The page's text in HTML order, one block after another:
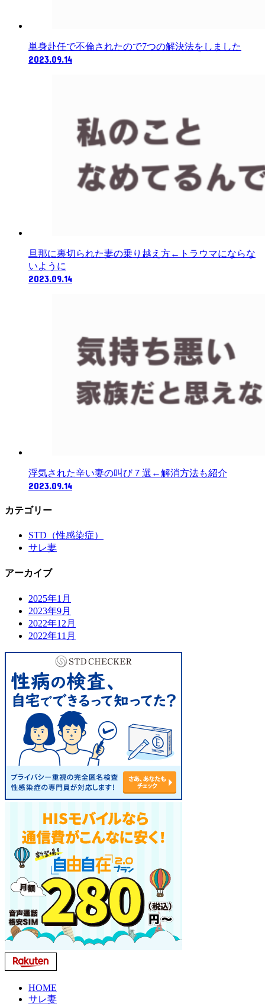
単身赴任で不倫されたので7つの解決法をしました
2023.09.14
旦那に裏切られた妻の乗り越え方←トラウマにならな
いように
2023.09.14
浮気された辛い妻の叫び７選←解消方法も紹介
2023.09.14
カテゴリー
STD（性感染症）
サレ妻
アーカイブ
2025年1月
2023年9月
2022年12月
2022年11月
HOME
サレ妻